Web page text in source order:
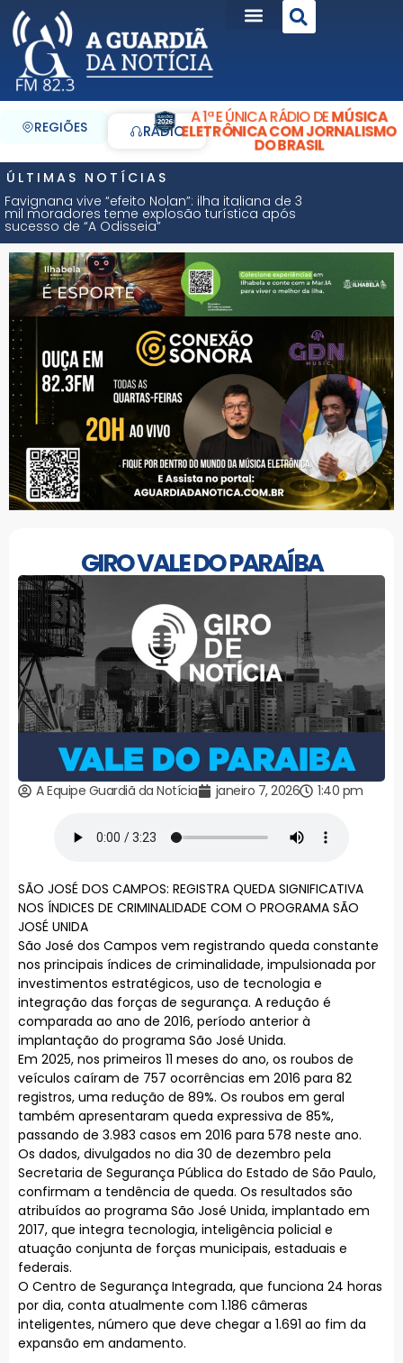
REGIÕES RÁDIO
A 1ª E ÚNICA RÁDIO DEMÚSICA
ELETRÔNICA COM JORNALISMO
DO BRASIL
ÚLTIMAS NOTÍCIAS
Favignana vive “efeito Nolan”: ilha italiana de 3
mil moradores teme explosão turística após
sucesso de “A Odisseia”
GIRO VALE DO PARAÍBA
A Equipe Guardiã da Notícia janeiro 7, 2026 1:40 pm
SÃO JOSÉ DOS CAMPOS: REGISTRA QUEDA SIGNIFICATIVA
NOS ÍNDICES DE CRIMINALIDADE COM O PROGRAMA SÃO
JOSÉ UNIDA
São José dos Campos vem registrando queda constante
nos principais índices de criminalidade, impulsionada por
investimentos estratégicos, uso de tecnologia e
integração das forças de segurança. A redução é
comparada ao ano de 2016, período anterior à
implantação do programa São José Unida.
Em 2025, nos primeiros 11 meses do ano, os roubos de
veículos caíram de 757 ocorrências em 2016 para 82
registros, uma redução de 89%. Os roubos em geral
também apresentaram queda expressiva de 85%,
passando de 3.983 casos em 2016 para 578 neste ano.
Os dados, divulgados no dia 30 de dezembro pela
Secretaria de Segurança Pública do Estado de São Paulo,
confirmam a tendência de queda. Os resultados são
atribuídos ao programa São José Unida, implantado em
2017, que integra tecnologia, inteligência policial e
atuação conjunta de forças municipais, estaduais e
federais.
O Centro de Segurança Integrada, que funciona 24 horas
por dia, conta atualmente com 1.186 câmeras
inteligentes, número que deve chegar a 1.691 ao fim da
expansão em andamento.